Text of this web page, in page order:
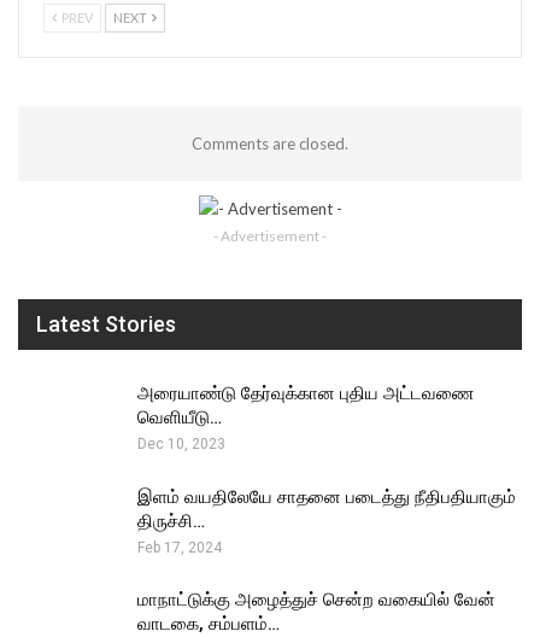
PREV NEXT
Comments are closed.
- Advertisement -
Latest Stories
அரையாண்டு தேர்வுக்கான புதிய அட்டவணை
வெளியீடு…
Dec 10, 2023
இளம் வயதிலேயே சாதனை படைத்து நீதிபதியாகும்
திருச்சி…
Feb 17, 2024
மாநாட்டுக்கு அழைத்துச் சென்ற வகையில் வேன்
வாடகை, சம்பளம்…